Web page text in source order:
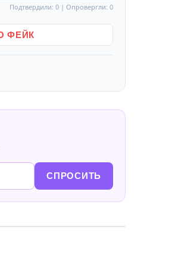
Подтвердили: 0 | Опровергли: 0
ФЕЙК
СПРОСИТЬ